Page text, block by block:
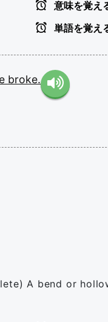
意味を覚え
単語を覚え
broke.
A bend or